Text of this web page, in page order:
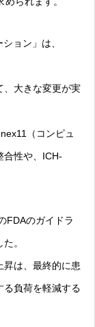
ョン」は、
、大きな変更が実
（コンピュ
合性や、ICH-
FDAのガイドラ
。
昇は、最終的に患
る負荷を軽減する